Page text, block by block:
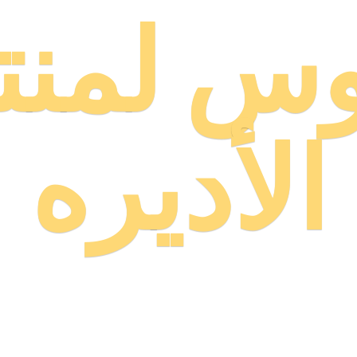
الأديره